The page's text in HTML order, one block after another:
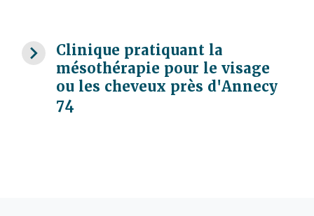
navigate_next
Clinique pratiquant la
mésothérapie pour le visage
ou les cheveux près d'Annecy
74